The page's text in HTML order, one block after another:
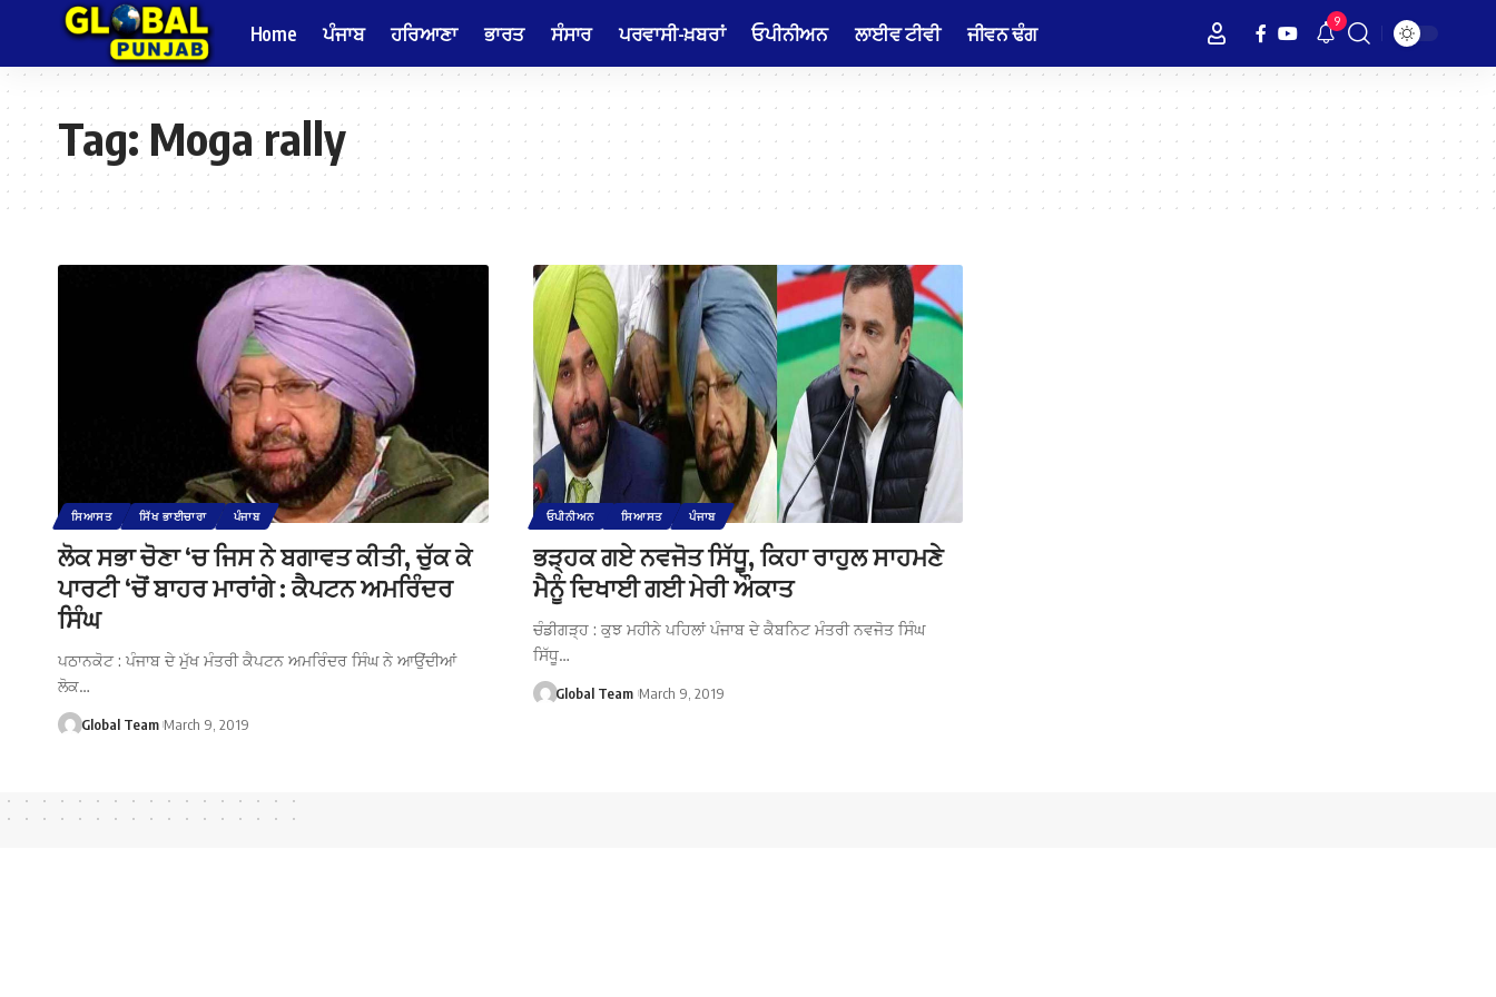
Home ਪੰਜਾਬ ਹਰਿਆਣਾ ਭਾਰਤ ਸੰਸਾਰ ਪਰਵਾਸੀ-ਖ਼ਬਰਾਂ ਓਪੀਨੀਅਨ ਲਾਈਵ ਟੀਵੀ ਜੀਵਨ ਢੰਗ 9
Tag:Moga rally
ਸਿਆਸਤ ਸਿੱਖ ਭਾਈਚਾਰਾ ਪੰਜਾਬ
ਲੋਕ ਸਭਾ ਚੋਣਾ ‘ਚ ਜਿਸ ਨੇ ਬਗਾਵਤ ਕੀਤੀ, ਚੁੱਕ ਕੇ
ਪਾਰਟੀ ‘ਚੋਂ ਬਾਹਰ ਮਾਰਾਂਗੇ : ਕੈਪਟਨ ਅਮਰਿੰਦਰ
ਸਿੰਘ
ਪਠਾਨਕੋਟ : ਪੰਜਾਬ ਦੇ ਮੁੱਖ ਮੰਤਰੀ ਕੈਪਟਨ ਅਮਰਿੰਦਰ ਸਿੰਘ ਨੇ ਆਉਂਦੀਆਂ
ਲੋਕ…
Global Team March 9, 2019
ਓਪੀਨੀਅਨ ਸਿਆਸਤ ਪੰਜਾਬ
ਭੜ੍ਹਕ ਗਏ ਨਵਜੋਤ ਸਿੱਧੂ, ਕਿਹਾ ਰਾਹੁਲ ਸਾਹਮਣੇ
ਮੈਨੂੰ ਦਿਖਾਈ ਗਈ ਮੇਰੀ ਔਕਾਤ
ਚੰਡੀਗੜ੍ਹ : ਕੁਝ ਮਹੀਨੇ ਪਹਿਲਾਂ ਪੰਜਾਬ ਦੇ ਕੈਬਨਿਟ ਮੰਤਰੀ ਨਵਜੋਤ ਸਿੰਘ
ਸਿੱਧੂ…
Global Team March 9, 2019